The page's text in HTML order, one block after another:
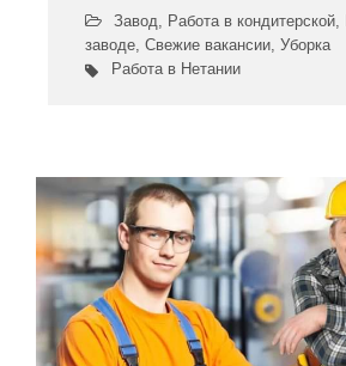
Завод, Работа в кондитерской,
заводе, Свежие вакансии, Уборка
Работа в Нетании